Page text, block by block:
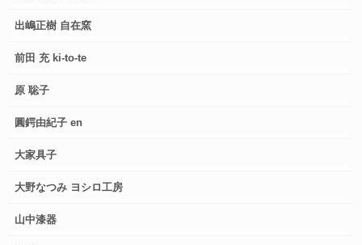
出嶋正樹 自在窯
前田 充 ki-to-te
原 聡子
圓鍔由紀子 en
大家具子
大野なつみ ヨシロ工房
山中漆器